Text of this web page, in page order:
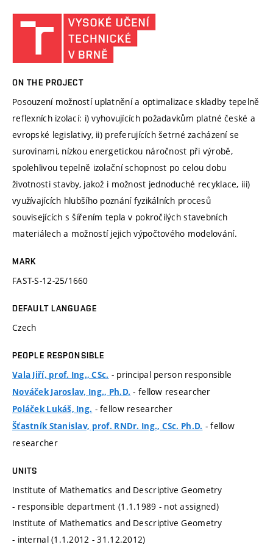
ON THE PROJECT
Posouzení možností uplatnění a optimalizace skladby tepelně
reflexních izolací: i) vyhovujících požadavkům platné české a
evropské legislativy, ii) preferujících šetrné zacházení se
surovinami, nízkou energetickou náročnost při výrobě,
spolehlivou tepelně izolační schopnost po celou dobu
životnosti stavby, jakož i možnost jednoduché recyklace, iii)
využívajících hlubšího poznání fyzikálních procesů
souvisejících s šířením tepla v pokročilých stavebních
materiálech a možností jejich výpočtového modelování.
MARK
FAST-S-12-25/1660
DEFAULT LANGUAGE
Czech
PEOPLE RESPONSIBLE
Vala Jiří, prof. Ing., CSc. - principal person responsible
Nováček Jaroslav, Ing., Ph.D. - fellow researcher
Poláček Lukáš, Ing. - fellow researcher
Šťastník Stanislav, prof. RNDr. Ing., CSc. Ph.D. - fellow
researcher
UNITS
Institute of Mathematics and Descriptive Geometry
- responsible department (1.1.1989 - not assigned)
Institute of Mathematics and Descriptive Geometry
- internal (1.1.2012 - 31.12.2012)